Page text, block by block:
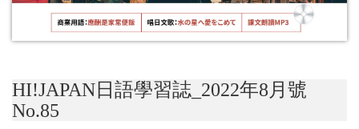
HI!JAPAN日語學習誌_2022年8月號
No.85